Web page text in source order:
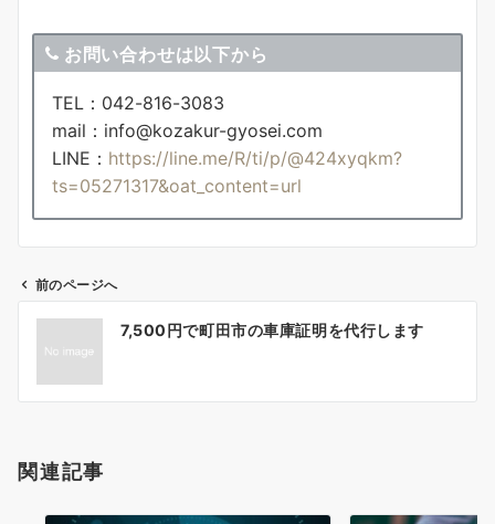
お問い合わせは以下から
TEL：042-816-3083
mail：info@kozakur-gyosei.com
LINE： https://line.me/R/ti/p/@424xyqkm?
ts=05271317&oat_content=url
ビ
シ
前のページへ
7,500円で町田市の車庫証明を代行します
関連記事